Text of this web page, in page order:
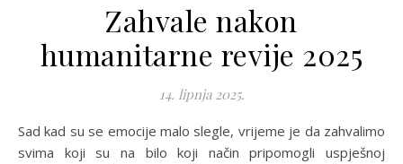
Zahvale nakon
humanitarne revije 2025
14. lipnja 2025.
Sad kad su se emocije malo slegle, vrijeme je da zahvalimo
svima koji su na bilo koji način pripomogli uspješnoj